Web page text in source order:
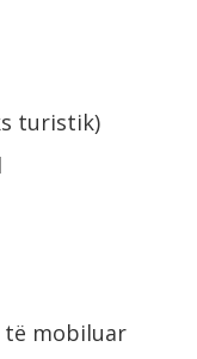
turistik)
të mobiluar